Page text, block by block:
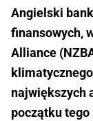
Angielski
finansowych,
Alliance
największych
początku tego